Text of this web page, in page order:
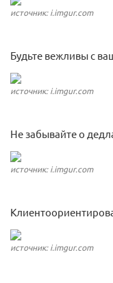
источник: i.imgur.com
Будьте вежливы с
источник: i.imgur.com
Не забывайте о
источник: i.imgur.com
источник: i.imgur.com